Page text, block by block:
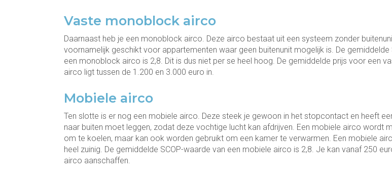
Vaste monoblock airco
Daarnaast heb je een monoblock airco. Deze airco bestaat uit een systeem zonder
voornamelijk geschikt voor appartementen waar geen buitenunit mogelijk is. De gemiddelde
een monoblock airco is 2,8. Dit is dus niet per se heel hoog. De gemiddelde prijs voor een
airco ligt tussen de 1.200 en 3.000 euro in.
Mobiele airco
Ten slotte is er nog een mobiele airco. Deze steek je gewoon in het stopcontact en heeft
naar buiten moet leggen, zodat deze vochtige lucht kan afdrijven. Een mobiele airco wordt
om te koelen, maar kan ook worden gebruikt om een kamer te verwarmen. Een mobiele
heel zuinig. De gemiddelde SCOP-waarde van een mobiele airco is 2,8. Je kan vanaf 250
airco aanschaffen.